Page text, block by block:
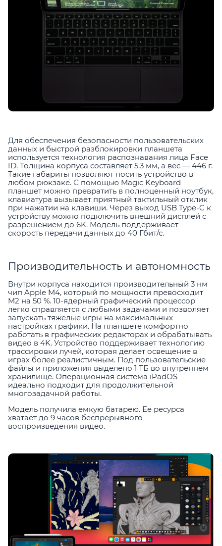
Для обеспечения безопасности пользовательских
данных и быстрой разблокировки планшета
используется технология распознавания лица Face
ID. Толщина корпуса составляет 5.3 мм, а вес — 446 г.
Такие габариты позволяют носить устройство в
любом рюкзаке. С помощью Magic Keyboard
планшет можно превратить в полноценный ноутбук,
клавиатура вызывает приятный тактильный отклик
при нажатии на клавиши. Через выход USB Type-C к
устройству можно подключить внешний дисплей с
разрешением до 6K. Модель поддерживает
скорость передачи данных до 40 Гбит/с.
Производительность и автономность
Внутри корпуса находится производительный 3 нм
чип Apple M4, который по мощности превосходит
M2 на 50 %. 10-ядерный графический процессор
легко справляется с любыми задачами и позволяет
запускать тяжелые игры на максимальных
настройках графики. На планшете комфортно
работать в графических редакторах и обрабатывать
видео в 4K. Устройство поддерживает технологию
трассировки лучей, которая делает освещение в
играх более реалистичным. Под пользовательские
файлы и приложения выделено 1 ТБ во внутреннем
хранилище. Операционная система iPadOS
идеально подходит для продолжительной
многозадачной работы.
Модель получила емкую батарею. Ее ресурса
хватает до 9 часов беспрерывного
воспроизведения видео.